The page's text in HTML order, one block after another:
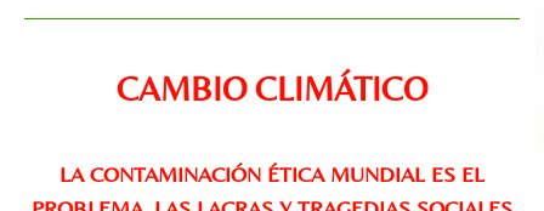
CAMBIO CLIMÁTICO
LA CONTAMINACIÓN ÉTICA MUNDIAL ES EL